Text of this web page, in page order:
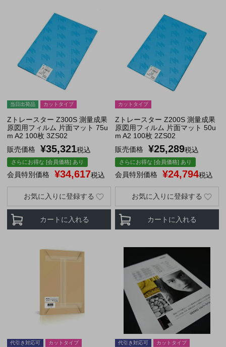
当日出荷品 カットタイプ
Zトレースター Z300S 測量成果
原図用フィルム 片面マット 75u
m A2 100枚 3ZS02
販売価格
¥35,321税込
さらにお得な [会員価格] あり
会員特別価格 ¥34,617税込
カートに入れる
お気に入りに登録する
カットタイプ
Zトレースター Z200S 測量成果
原図用フィルム 片面マット 50u
m A2 100枚 2ZS02
販売価格
¥25,289税込
さらにお得な [会員価格] あり
会員特別価格 ¥24,794税込
カートに入れる
お気に入りに登録する
代引き対応可 カットタイプ 代引き対応可 カットタイプ